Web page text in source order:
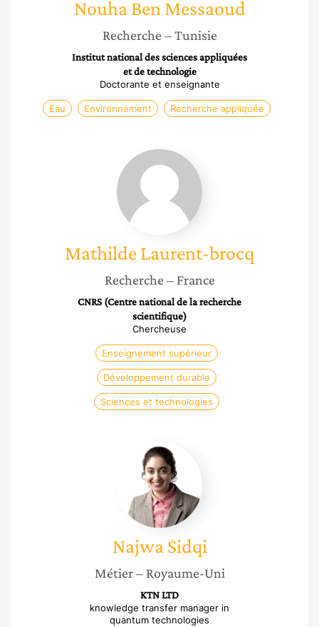
Nouha Ben Messaoud
Recherche – Tunisie
Institut national des sciences appliquées
et de technologie
Doctorante et enseignante
Eau Environnement Recherche appliquée
Mathilde
Laurent-
brocq
MathildeLaurent-brocq
Recherche – France
CNRS (Centre national de la recherche
scientifique)
Chercheuse
Enseignement supérieur
Développement durable
Sciences et technologies
Najwa
Sidqi
Najwa Sidqi
Métier – Royaume-Uni
KTN LTD
knowledge transfer manager in
quantum technologies